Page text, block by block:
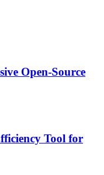
Open-Source
Tool for